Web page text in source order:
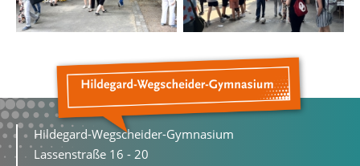
Hildegard-Wegscheider-Gymnasium
Lassenstraße 16 - 20